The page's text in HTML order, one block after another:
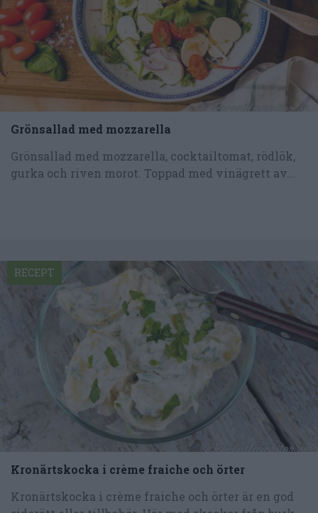
Grönsallad med mozzarella
Grönsallad med mozzarella, cocktailtomat, rödlök,
gurka och riven morot. Toppad med vinägrett av...
Kronärtskocka i crème fraiche och örter
Kronärtskocka i crème fraiche och örter är en god
RECEPT